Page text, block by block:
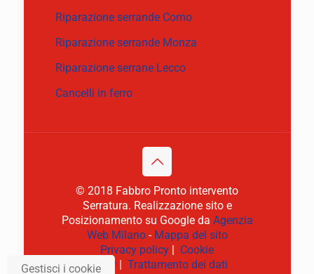
Riparazione serrande Como
Riparazione serrande Monza
Riparazione serrane Lecco
Cancelli in ferro
© 2018 Fabbro Pronto intervento
Serratura. Realizzazione sito e
Posizionamento su Google da Agenzia
Web Milano- Mappa del sito
Privacy policy | Cookie
policy| Trattamento dei dati
Gestisci i cookie